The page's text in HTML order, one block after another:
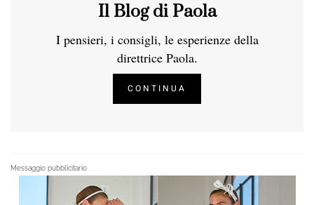
Il Blog di Paola
I pensieri, i consigli, le esperienze della
direttrice Paola.
CONTINUA
Messaggio pubblicitario